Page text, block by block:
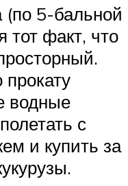
5-бальной
тот факт, что
водные
с
и купить за